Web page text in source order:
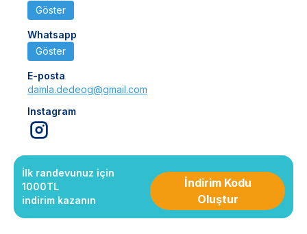
Göster
Whatsapp
Göster
E-posta
damla.dedeog@gmail.com
Instagram
İlk randevunuz için
1000TL
indirim kazanın
İndirim Kodu
Oluştur